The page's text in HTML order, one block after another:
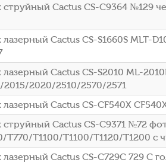
Cactus CS-C9364 №129
Cactus CS-S1660S MLT-
Cactus CS-S2010 ML-
2015/2020/2510/2570/2571
Cactus CS-CF540X
Cactus CS-C9371 №72
T770/T1100/T1100/T1120/T1200 с
Cactus CS-C729C 729 C